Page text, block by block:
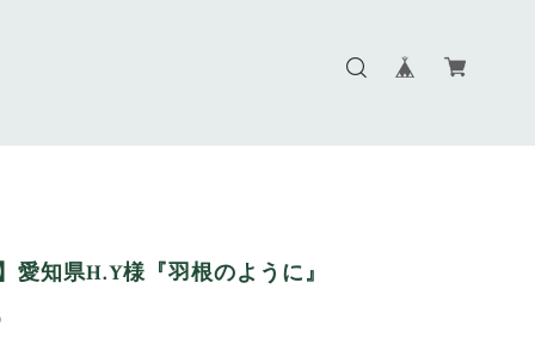
愛知県H.Y様『羽根のように』